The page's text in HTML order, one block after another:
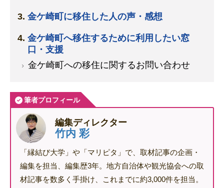
金ケ崎町に移住した人の声・感想
金ケ崎町へ移住するために利用したい窓
口・支援
金ケ崎町への移住に関するお問い合わせ
筆者プロフィール
編集ディレクター
竹内 彩
「縁結び大学」や「マリピタ」で、取材記事の企画・
編集を担当、編集歴3年。地方自治体や観光協会への取
材記事を数多く手掛け、これまでに約3,000件を担当。